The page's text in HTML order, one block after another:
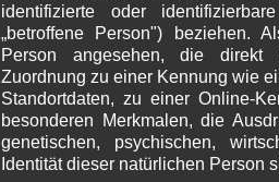
identifizierte oder
„betroffene Person") beziehen.
Person angesehen, die direkt
Zuordnung zu einer Kennung wie
Standortdaten, zu einer Online-
besonderen Merkmalen, die
genetischen, psychischen,
Identität dieser natürlichen Person